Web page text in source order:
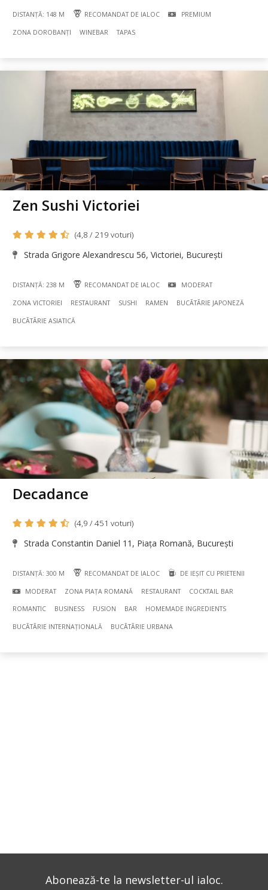
DISTANȚĂ: 148 M RECOMANDAT DE IALOC PREMIUM
ZONA DOROBANȚI WINEBAR TAPAS
Zen Sushi Victoriei
(4,8 / 219 voturi)
Strada Grigore Alexandrescu 56, Victoriei, București
DISTANȚĂ: 238 M RECOMANDAT DE IALOC MODERAT
ZONA VICTORIEI RESTAURANT SUSHI RAMEN BUCÃTÃRIE JAPONEZĂ
BUCÃTÃRIE ASIATICĂ
Decadance
(4,9 / 451 voturi)
Strada Constantin Daniel 11, Piața Romană, București
DISTANȚĂ: 300 M RECOMANDAT DE IALOC DE IEȘIT CU PRIETENII
MODERAT ZONA PIAȚA ROMANĂ RESTAURANT COCKTAIL BAR
ROMANTIC BUSINESS FUSION BAR HOMEMADE INGREDIENTS
BUCÃTÃRIE INTERNAȚIONALĂ BUCÃTÃRIE URBANA
Abonează-te la newsletter-ul ialoc.